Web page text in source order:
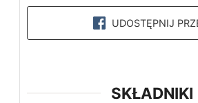
UDOSTĘPNIJ
SKŁADNIKI